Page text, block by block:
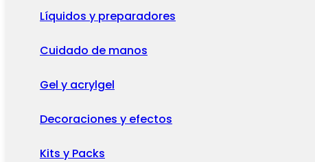
Líquidos y preparadores
Cuidado de manos
Gel y acrylgel
Decoraciones y efectos
Kits y Packs